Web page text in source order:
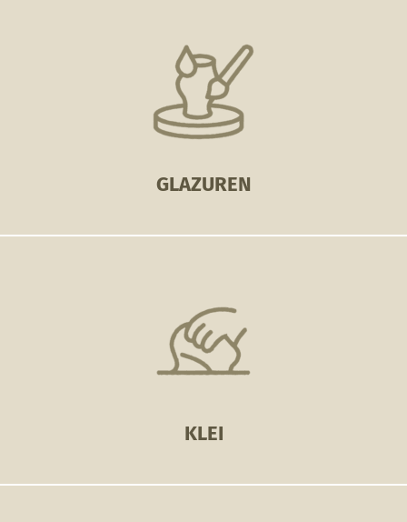
GLAZUREN
KLEI